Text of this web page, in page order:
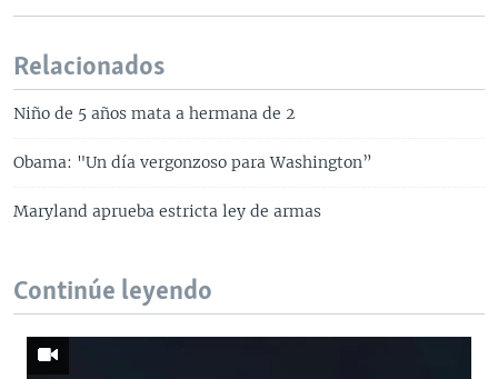
Relacionados
Niño de 5 años mata a hermana de 2
Obama: "Un día vergonzoso para Washington”
Maryland aprueba estricta ley de armas
Continúe leyendo